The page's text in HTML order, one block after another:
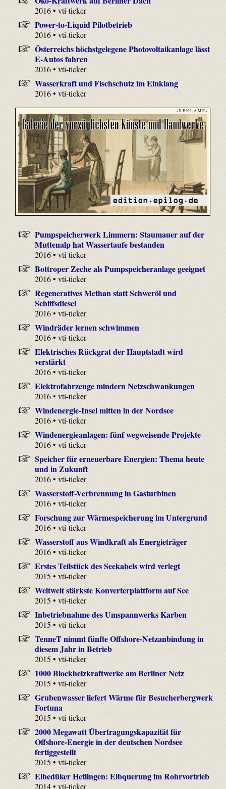
2016 • vti-ticker
Power-to-Liquid Pilotbetrieb
2016 • vti-ticker
Österreichs höchstgelegene Photovoltaikanlage lässt
E-Autos fahren
2016 • vti-ticker
Wasserkraft und Fischschutz im Einklang
2016 • vti-ticker
- R E K L A M E -
Pumpspeicherwerk Limmern: Staumauer auf der
Muttenalp hat Wassertaufe bestanden
2016 • vti-ticker
Bottroper Zeche als Pumpspeicheranlage geeignet
2016 • vti-ticker
Regeneratives Methan statt Schweröl und
Schiffsdiesel
2016 • vti-ticker
Windräder lernen schwimmen
2016 • vti-ticker
Elektrisches Rückgrat der Hauptstadt wird
verstärkt
2016 • vti-ticker
Elektrofahrzeuge mindern Netzschwankungen
2016 • vti-ticker
Windenergie-Insel mitten in der Nordsee
2016 • vti-ticker
Windenergieanlagen: fünf wegweisende Projekte
2016 • vti-ticker
Speicher für erneuerbare Energien: Thema heute
und in Zukunft
2016 • vti-ticker
Wasserstoff-Verbrennung in Gasturbinen
2016 • vti-ticker
Forschung zur Wärmespeicherung im Untergrund
2016 • vti-ticker
Wasserstoff aus Windkraft als Energieträger
2016 • vti-ticker
Erstes Teilstück des Seekabels wird verlegt
2015 • vti-ticker
Weltweit stärkste Konverterplattform auf See
2015 • vti-ticker
Inbetriebnahme des Umspannwerks Karben
2015 • vti-ticker
TenneT nimmt fünfte Offshore-Netzanbindung in
diesem Jahr in Betrieb
2015 • vti-ticker
1000 Blockheizkraftwerke am Berliner Netz
2015 • vti-ticker
Grubenwasser liefert Wärme für Besucherbergwerk
Fortuna
2015 • vti-ticker
2000 Megawatt Übertragungskapazität für
Offshore-Energie in der deutschen Nordsee
fertiggestellt
2015 • vti-ticker
Elbedüker Hetlingen: Elbquerung im Rohrvortrieb
2014 • vti-ticker